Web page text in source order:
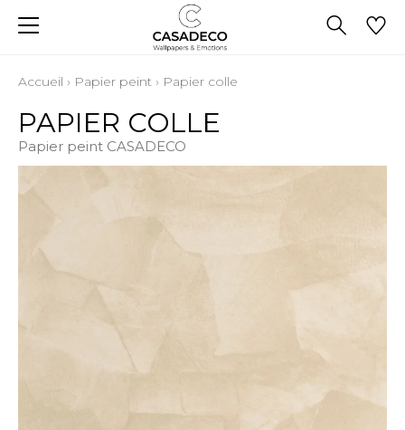
Accueil › Papier peint › Papier colle
PAPIER COLLE
Papier peint CASADECO